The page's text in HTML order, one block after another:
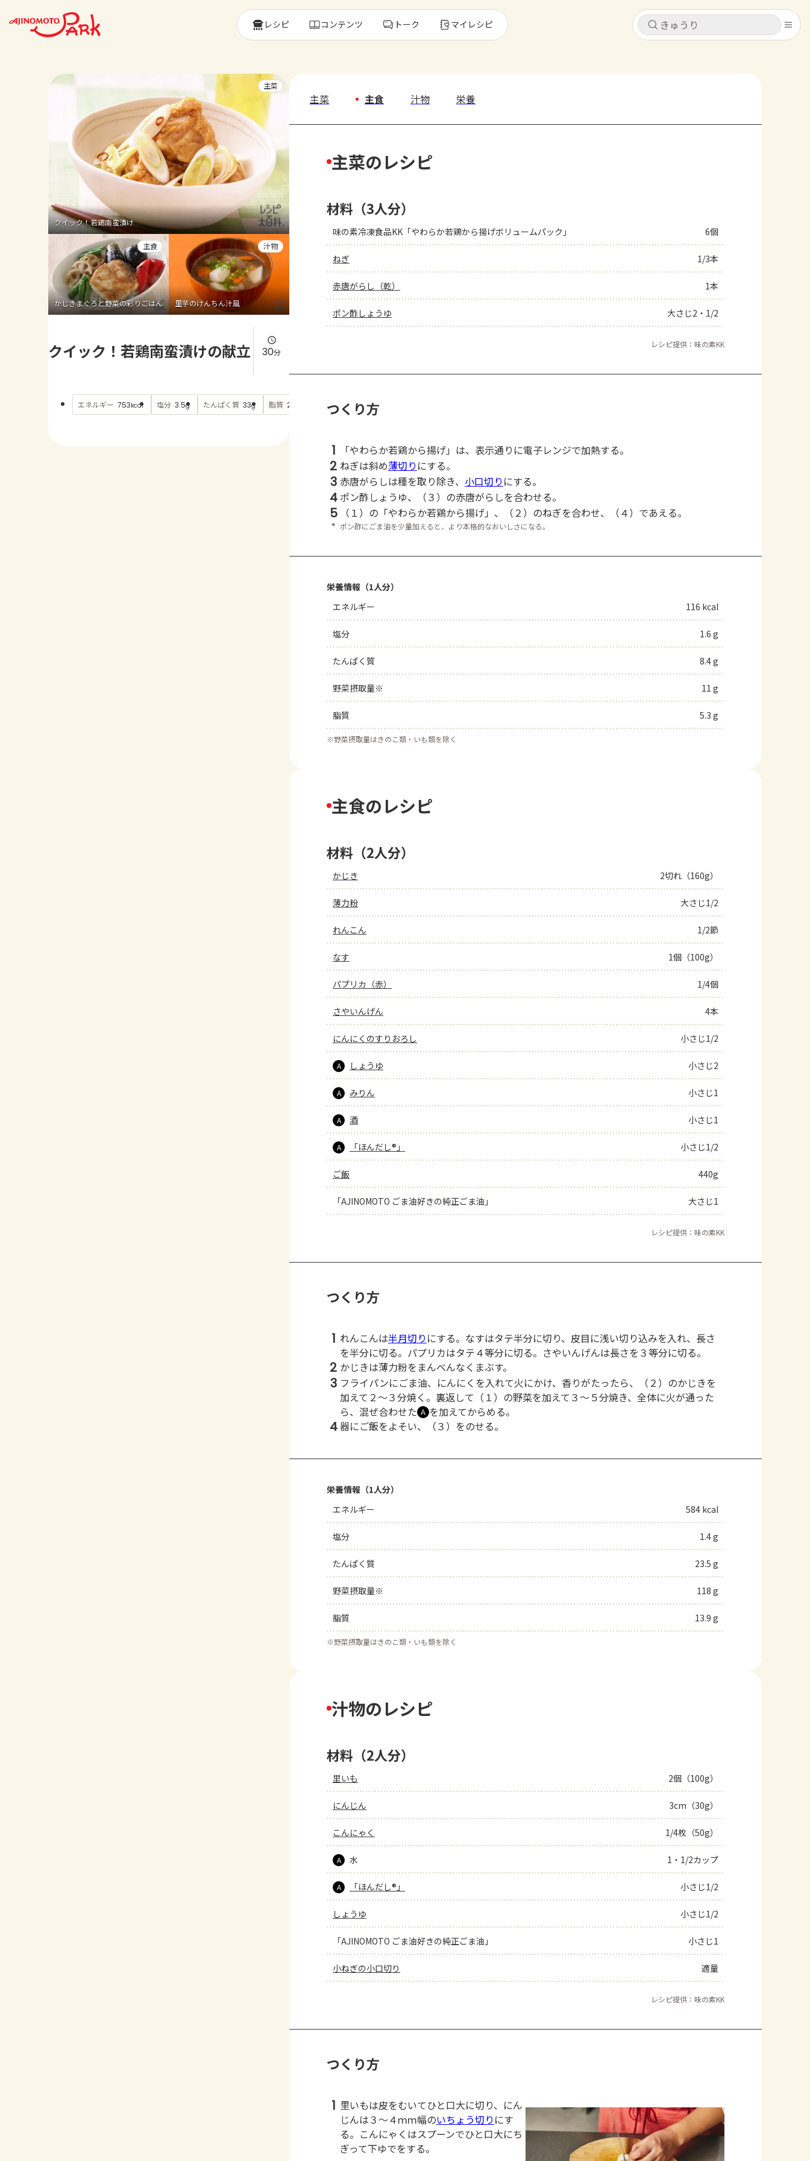
キャンセル
よくあるお問い合わせ
お買い物
キャンセル
レシピ コンテンツ トーク マイレシピ
クイック！若鶏南蛮漬け
主菜
かじきまぐろと野菜の彩りごはん
主食
里芋のけんちん汁風
汁物
クイック！若鶏南蛮漬けの献立 30分
エネルギー 753kcal 塩分 3.5g たんぱく質 33g 脂質 21.6 もっと見る
主菜 主食 汁物 栄養
主菜のレシピ
材料（3人分）
味の素冷凍食品KK「やわらか若鶏から揚げボリュームパック」 6個
ねぎ 1/3本
赤唐がらし（乾） 1本
ポン酢しょうゆ 大さじ2・1/2
レシピ提供：味の素KK
つくり方
1 「やわらか若鶏から揚げ」は、表示通りに電子レンジで加熱する。
2 ねぎは斜め薄切り にする。
3 赤唐がらしは種を取り除き、 小口切り にする。
4 ポン酢しょうゆ、（３）の赤唐がらしを合わせる。
5 （１）の「やわらか若鶏から揚げ」、（２）のねぎを合わせ、（４）であえる。
＊ ポン酢にごま油を少量加えると、より本格的なおいしさになる。
栄養情報（1人分）
エネルギー
116 kcal
塩分 1.6 g
たんぱく質 8.4 g
野菜摂取量※ 11 g
脂質 5.3 g
※野菜摂取量はきのこ類・いも類を除く
主食のレシピ
材料（2人分）
かじき 2切れ（160g）
薄力粉 大さじ1/2
れんこん 1/2節
なす 1個（100g）
パプリカ（赤） 1/4個
さやいんげん 4本
にんにくのすりおろし 小さじ1/2
A しょうゆ 小さじ2
A みりん 小さじ1
A 酒 小さじ1
A 「ほんだし®」 小さじ1/2
ご飯 440g
「AJINOMOTO ごま油好きの純正ごま油」 大さじ1
レシピ提供：味の素KK
つくり方
1 れんこんは半月切り にする。なすはタテ半分に切り、皮目に浅い切り込みを入れ、長さ
を半分に切る。パプリカはタテ４等分に切る。さやいんげんは長さを３等分に切る。
2 かじきは薄力粉をまんべんなくまぶす。
3 フライパンにごま油、にんにくを入れて火にかけ、香りがたったら、（２）のかじきを
加えて２～３分焼く。裏返して（１）の野菜を加えて３～５分焼き、全体に火が通った
ら、混ぜ合わせた Ａ を加えてからめる。
4器にご飯をよそい、（３）をのせる。
栄養情報（1人分）
エネルギー
584 kcal
塩分 1.4 g
たんぱく質 23.5 g
野菜摂取量※ 118 g
脂質 13.9 g
※野菜摂取量はきのこ類・いも類を除く
汁物のレシピ
材料（2人分）
里いも 2個（100g）
にんじん 3cm（30g）
こんにゃく 1/4枚（50g）
A 水 1・1/2カップ
A 「ほんだし®」 小さじ1/2
しょうゆ 小さじ1/2
「AJINOMOTO ごま油好きの純正ごま油」 小さじ1
小ねぎの小口切り 適量
レシピ提供：味の素KK
つくり方
1 里いもは皮をむいてひと口大に切り、にん
じんは３～４ｍｍ幅のいちょう切り にす
る。こんにゃくはスプーンでひと口大にち
ぎって下ゆでをする。